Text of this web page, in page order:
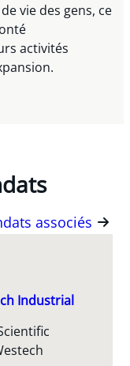
vie des gens, ce
activités
associés
Industrial